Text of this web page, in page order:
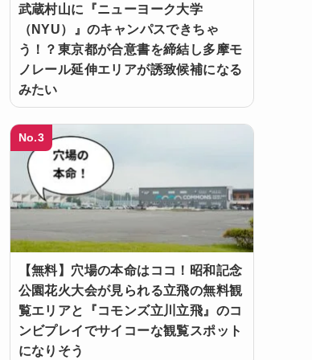
武蔵村山に『ニューヨーク大学
（NYU）』のキャンパスできちゃ
う！？東京都が合意書を締結し多摩モ
ノレール延伸エリアが誘致候補になる
みたい
No.3
【無料】穴場の本命はココ！昭和記念
公園花火大会が見られる立飛の無料観
覧エリアと『コモンズ立川立飛』のコ
ンビプレイでサイコーな観覧スポット
になりそう